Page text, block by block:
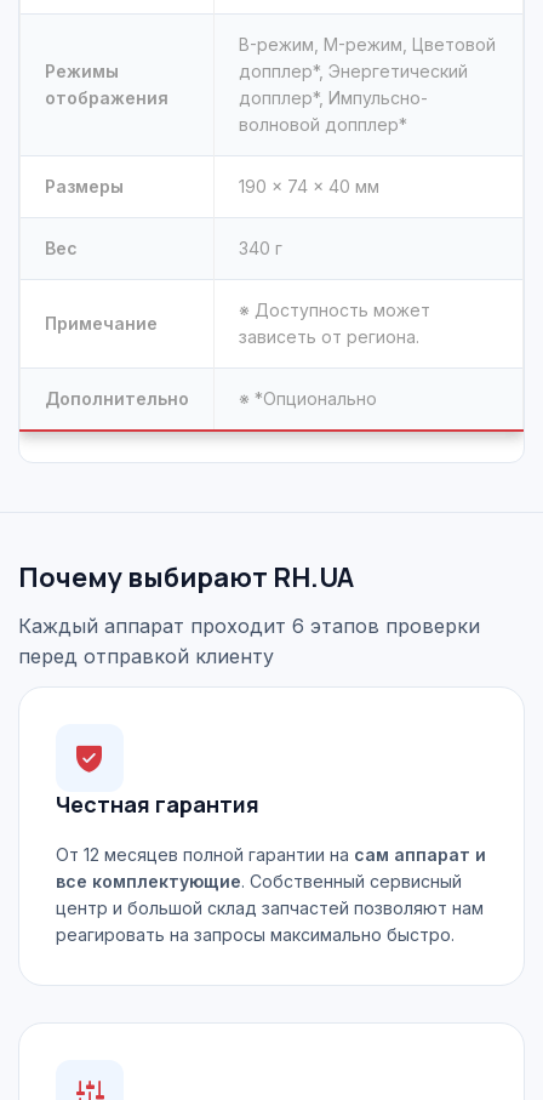
Режимы
отображения
B-режим, M-режим, Цветовой
допплер*, Энергетический
допплер*, Импульсно-
волновой допплер*
Размеры 190 × 74 × 40 мм
Вес 340 г
Примечание
※ Доступность может
зависеть от региона.
Дополнительно ※ *Опционально
Почему выбирают RH.UA
Каждый аппарат проходит 6 этапов проверки
перед отправкой клиенту
Честная гарантия
От 12 месяцев полной гарантии на сам аппарат и
все комплектующие. Собственный сервисный
центр и большой склад запчастей позволяют нам
реагировать на запросы максимально быстро.